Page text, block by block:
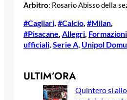
Arbitro: Rosario Abisso della
#Cagliari, #Calcio, #Milan
#Pisacane, Allegri, Formazioni
ufficiali, Serie A, Unipol
ULTIM’ORA
Quintero si